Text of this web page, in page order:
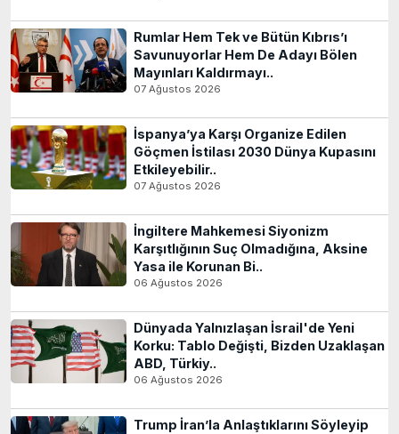
Rumlar Hem Tek ve Bütün Kıbrıs’ı
Savunuyorlar Hem De Adayı Bölen
Mayınları Kaldırmayı..
07 Ağustos 2026
İspanya’ya Karşı Organize Edilen
Göçmen İstilası 2030 Dünya Kupasını
Etkileyebilir..
07 Ağustos 2026
İngiltere Mahkemesi Siyonizm
Karşıtlığının Suç Olmadığına, Aksine
Yasa ile Korunan Bi..
06 Ağustos 2026
Dünyada Yalnızlaşan İsrail'de Yeni
Korku: Tablo Değişti, Bizden Uzaklaşan
ABD, Türkiy..
06 Ağustos 2026
Trump İran’la Anlaştıklarını Söyleyip